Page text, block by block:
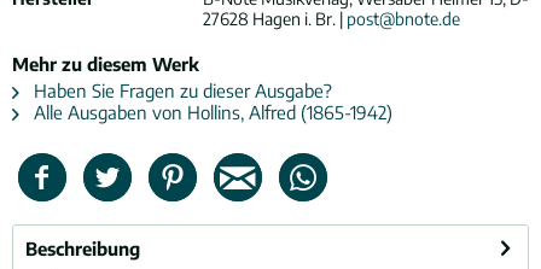
27628 Hagen i. Br. | post@bnote.de
Mehr zu diesem Werk
Haben Sie Fragen zu dieser Ausgabe?
Alle Ausgaben von Hollins, Alfred (1865-1942)
Beschreibung